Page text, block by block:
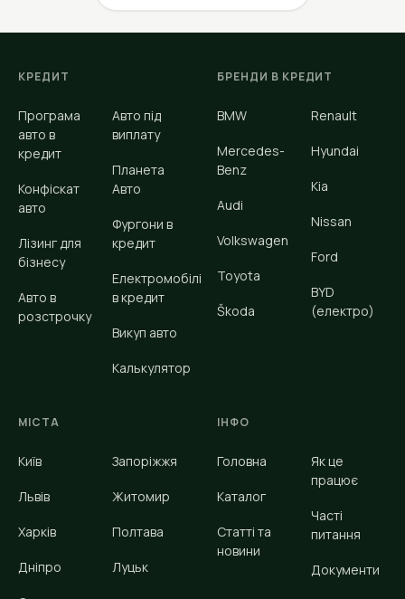
КРЕДИТ
Програма
авто в
кредит
Конфіскат
авто
Лізинг для
бізнесу
Авто в
розстрочку
Авто під
виплату
Планета
Авто
Фургони в
кредит
Електромобілі
в кредит
Викуп авто
Калькулятор
БРЕНДИ В КРЕДИТ
BMW
Mercedes-
Benz
Audi
Volkswagen
Toyota
Škoda
Renault
Hyundai
Kia
Nissan
Ford
BYD
(електро)
МІСТА
Київ
Львів
Харків
Дніпро
Запоріжжя
Житомир
Полтава
Луцьк
ІНФО
Головна
Каталог
Статті та
новини
Як це
працює
Часті
питання
Документи